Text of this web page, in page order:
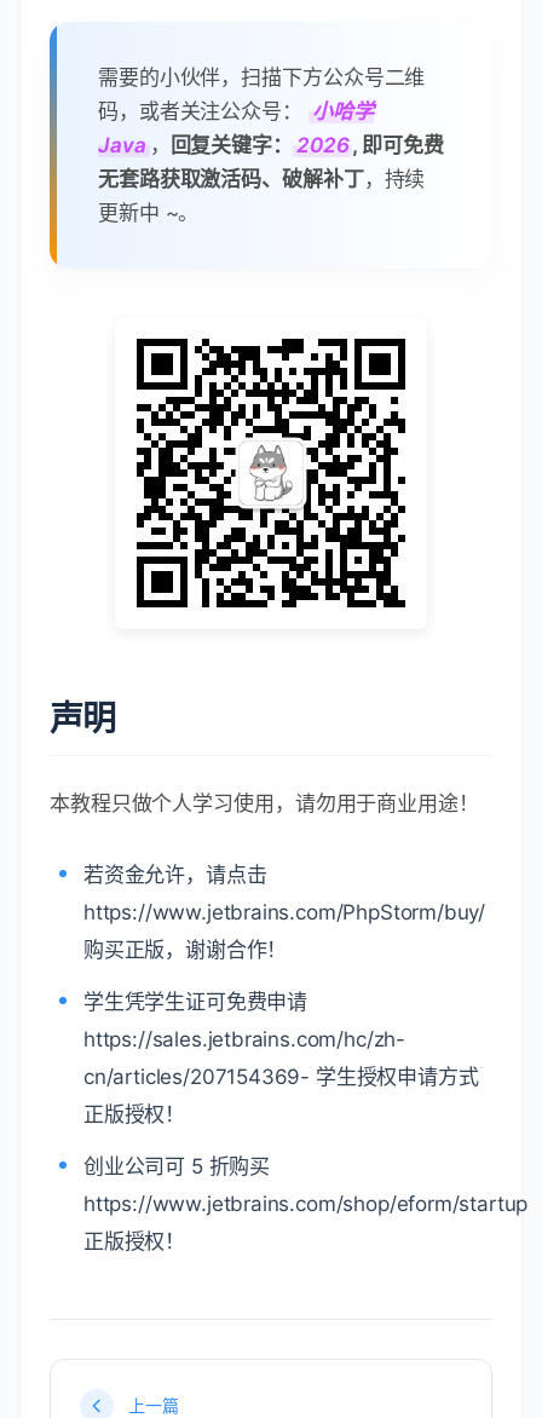
需要的小伙伴，扫描下方公众号二维
码，或者关注公众号：
小哈学
Java ， 回复关键字： 2026, 即可免费
无套路获取激活码、破解补丁，持续
更新中 ~。
声明
本教程只做个人学习使用，请勿用于商业用途！
若资金允许，请点击
https://www.jetbrains.com/PhpStorm/buy/
购买正版，谢谢合作！
学生凭学生证可免费申请
https://sales.jetbrains.com/hc/zh-
cn/articles/207154369- 学生授权申请方式
正版授权！
创业公司可 5 折购买
https://www.jetbrains.com/shop/eform/startup
正版授权！
上一篇